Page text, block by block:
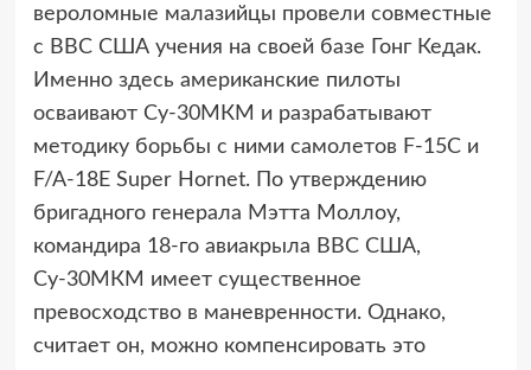
вероломные малазийцы провели совместные
с ВВС США учения на своей базе Гонг Кедак.
Именно здесь американские пилоты
осваивают Су-30МКМ и разрабатывают
методику борьбы с ними самолетов F-15C и
F/A-18E Super Hornet. По утверждению
бригадного генерала Мэтта Моллоу,
командира 18-го авиакрыла ВВС США,
Су-30МКМ имеет существенное
превосходство в маневренности. Однако,
считает он, можно компенсировать это